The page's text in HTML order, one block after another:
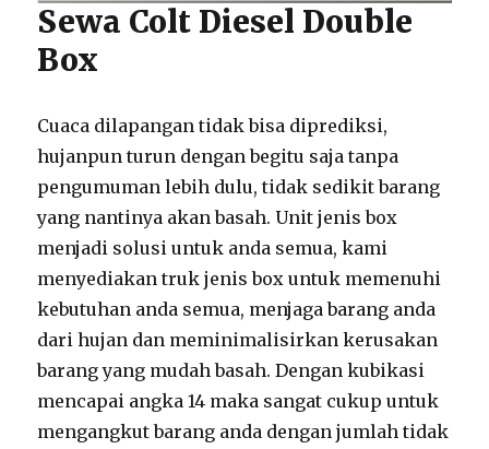
Sewa Colt Diesel Double
Box
Cuaca dilapangan tidak bisa diprediksi,
hujanpun turun dengan begitu saja tanpa
pengumuman lebih dulu, tidak sedikit barang
yang nantinya akan basah. Unit jenis box
menjadi solusi untuk anda semua, kami
menyediakan truk jenis box untuk memenuhi
kebutuhan anda semua, menjaga barang anda
dari hujan dan meminimalisirkan kerusakan
barang yang mudah basah. Dengan kubikasi
mencapai angka 14 maka sangat cukup untuk
mengangkut barang anda dengan jumlah tidak